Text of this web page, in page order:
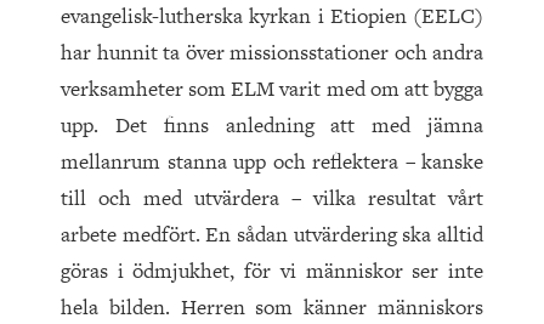
evangelisk-lutherska kyrkan i Etiopien (EELC)
har hunnit ta över missionsstationer och andra
verksamheter som ELM varit med om att bygga
upp. Det finns anledning att med jämna
mellanrum stanna upp och reflektera – kanske
till och med utvärdera – vilka resultat vårt
arbete medfört. En sådan utvärdering ska alltid
göras i ödmjukhet, för vi människor ser inte
hela bilden. Herren som känner människors